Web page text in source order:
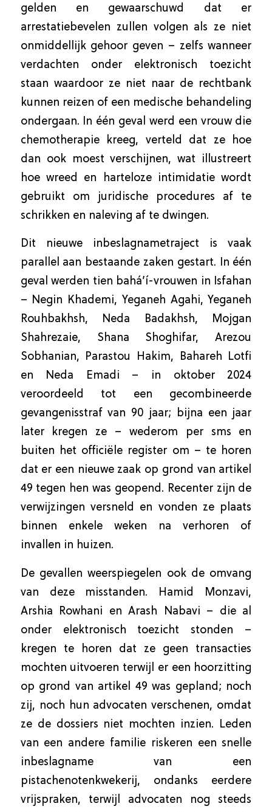
gelden en gewaarschuwd dat er
arrestatiebevelen zullen volgen als ze niet
onmiddellijk gehoor geven – zelfs wanneer
verdachten onder elektronisch toezicht
staan waardoor ze niet naar de rechtbank
kunnen reizen of een medische behandeling
ondergaan. In één geval werd een vrouw die
chemotherapie kreeg, verteld dat ze hoe
dan ook moest verschijnen, wat illustreert
hoe wreed en harteloze intimidatie wordt
gebruikt om juridische procedures af te
schrikken en naleving af te dwingen.
Dit nieuwe inbeslagnametraject is vaak
parallel aan bestaande zaken gestart. In één
geval werden tien bahá’í-vrouwen in Isfahan
– Negin Khademi, Yeganeh Agahi, Yeganeh
Rouhbakhsh, Neda Badakhsh, Mojgan
Shahrezaie, Shana Shoghifar, Arezou
Sobhanian, Parastou Hakim, Bahareh Lotfi
en Neda Emadi – in oktober 2024
veroordeeld tot een gecombineerde
gevangenisstraf van 90 jaar; bijna een jaar
later kregen ze – wederom per sms en
buiten het officiële register om – te horen
dat er een nieuwe zaak op grond van artikel
49 tegen hen was geopend. Recenter zijn de
verwijzingen versneld en vonden ze plaats
binnen enkele weken na verhoren of
invallen in huizen.
De gevallen weerspiegelen ook de omvang
van deze misstanden. Hamid Monzavi,
Arshia Rowhani en Arash Nabavi – die al
onder elektronisch toezicht stonden –
kregen te horen dat ze geen transacties
mochten uitvoeren terwijl er een hoorzitting
op grond van artikel 49 was gepland; noch
zij, noch hun advocaten verschenen, omdat
ze de dossiers niet mochten inzien. Leden
van een andere familie riskeren een snelle
inbeslagname van een
pistachenotenkwekerij, ondanks eerdere
vrijspraken, terwijl advocaten nog steeds